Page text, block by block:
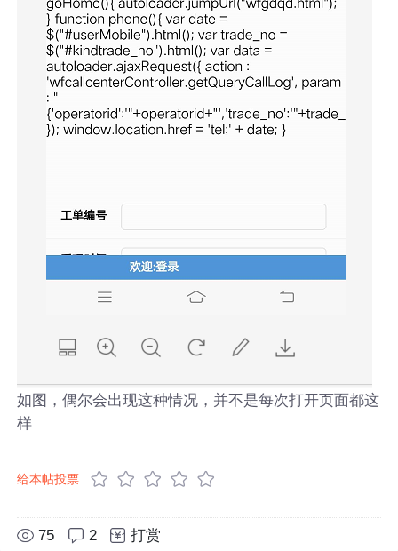
如图，偶尔会出现这种情况，并不是每次打开页面都这
样
给本帖投票
75 2 打赏